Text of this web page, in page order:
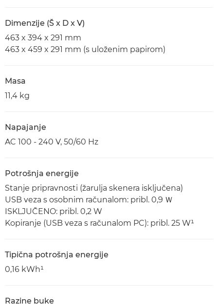
Dimenzije (Š x D x V)
463 x 394 x 291 mm
463 x 459 x 291 mm (s uloženim papirom)
Masa
11,4 kg
Napajanje
AC 100 - 240 V, 50/60 Hz
Potrošnja energije
Stanje pripravnosti (žarulja skenera isključena)
USB veza s osobnim računalom: pribl. 0,9 Ｗ
ISKLJUČENO: pribl. 0,2 W
Kopiranje (USB veza s računalom PC): pribl. 25 W¹
Tipična potrošnja energije
0,16 kWh¹
Razine buke